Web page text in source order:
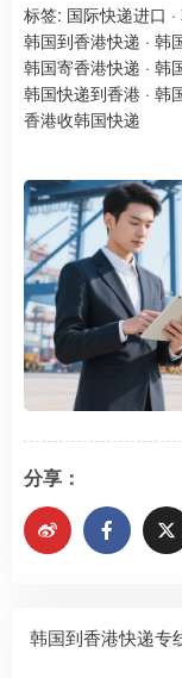
标签: 国际快递进口 ·
韩国到香港快递 · 韩
韩国寄香港快递 · 韩
韩国快递到香港 · 韩
香港收韩国快递
分享：
韩国到香港快递专